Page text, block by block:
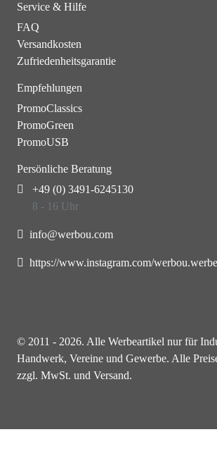
Service & Hilfe
FAQ
Versandkosten
Zufriedenheitsgarantie
Empfehlungen
PromoClassics
PromoGreen
PromoUSB
Persönliche Beratung
+49 (0) 3491-6245130
8 - 16 Uhr
info@werbou.com
https://www.instagram.com/
© 2011 - 2026. Alle Werbeartikel nur für
Handwerk, Vereine und Gewerbe. Alle
zzgl. MwSt. und Versand.